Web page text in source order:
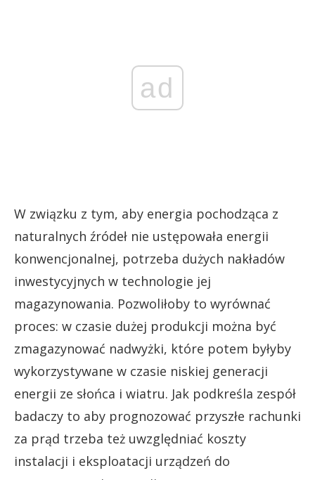
ad
W związku z tym, aby energia pochodząca z
naturalnych źródeł nie ustępowała energii
konwencjonalnej, potrzeba dużych nakładów
inwestycyjnych w technologie jej
magazynowania. Pozwoliłoby to wyrównać
proces: w czasie dużej produkcji można być
zmagazynować nadwyżki, które potem byłyby
wykorzystywane w czasie niskiej generacji
energii ze słońca i wiatru. Jak podkreśla zespół
badaczy to aby prognozować przyszłe rachunki
za prąd trzeba też uwzględniać koszty
instalacji i eksploatacji urządzeń do